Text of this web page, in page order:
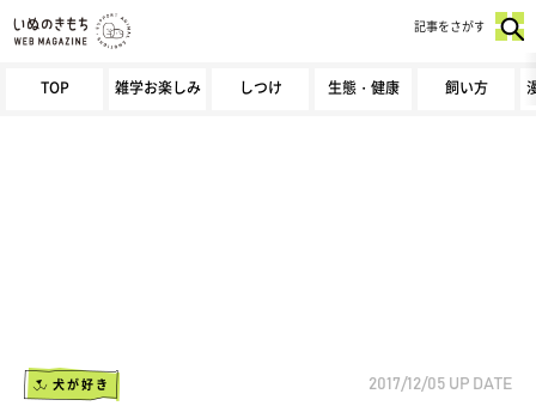
TOP 雑学お楽しみ しつけ 生態・健康 飼い方
記事をさがす
犬が好き 2017/12/05 UP DATE